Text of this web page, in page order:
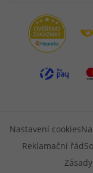
Nastavení cookies
Reklamační řád